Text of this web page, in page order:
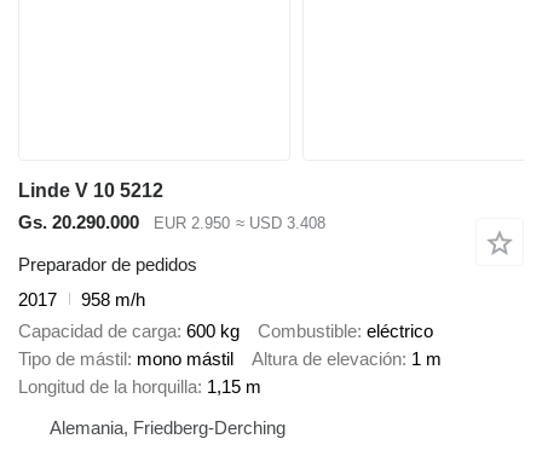
Linde V 10 5212
Gs. 20.290.000
EUR 2.950 ≈ USD 3.408
Preparador de pedidos
2017
958 m/h
Capacidad de carga 600 kg Combustible eléctrico
Tipo de mástil mono mástil Altura de elevación 1 m
Longitud de la horquilla 1,15 m
Alemania, Friedberg-Derching